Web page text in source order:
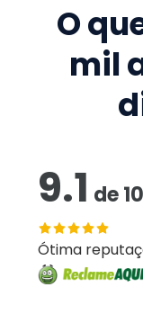
O
mil
9.1 de10
Ótima